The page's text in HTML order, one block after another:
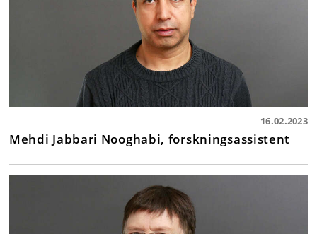
16.02.2023
Mehdi Jabbari Nooghabi, forskningsassistent